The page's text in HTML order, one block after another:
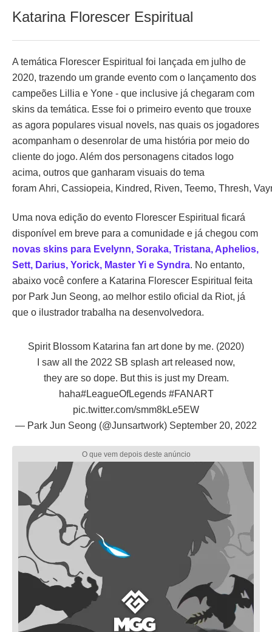
Katarina Florescer Espiritual
A temática Florescer Espiritual foi lançada em julho de
2020, trazendo um grande evento com o lançamento dos
campeões Lillia e Yone - que inclusive já chegaram com
skins da temática. Esse foi o primeiro evento que trouxe
as agora populares visual novels, nas quais os jogadores
acompanham o desenrolar de uma história por meio do
cliente do jogo. Além dos personagens citados logo
acima, outros que ganharam visuais do tema
foram Ahri, Cassiopeia, Kindred, Riven, Teemo, Thresh,
Uma nova edição do evento Florescer Espiritual ficará
disponível em breve para a comunidade e já chegou com
novas skins para Evelynn, Soraka, Tristana, Aphelios,
Sett, Darius, Yorick, Master Yi e Syndra. No entanto,
abaixo você confere a Katarina Florescer Espiritual feita
por Park Jun Seong, ao melhor estilo oficial da Riot, já
que o ilustrador trabalha na desenvolvedora.
Spirit Blossom Katarina fan art done by me. (2020)
I saw all the 2022 SB splash art released now,
they are so dope. But this is just my Dream.
haha#LeagueOfLegends #FANART
pic.twitter.com/smm8kLe5EW
— Park Jun Seong (@Junsartwork) September 20, 2022